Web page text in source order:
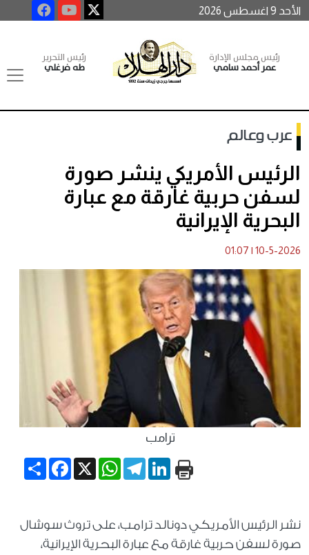
الأحد 9 اغسطس 2026
رئيس مجلس الإدارة
عمر أحمد سامي
رئيس التحرير
طه فرغلي
عرب وعالم
الرئيس الأمريكي ينشر صورة
لسفن حربية غارقة مع عبارة
البحرية الإيرانية
10-5-2026
|
01:07
ترامب
Share
Facebook X
WhatsApp
TelegramLinkedIn
نشر الرئيس الأمريكي دونالد ترامب، على تروث سوشال
صورة لسفن حربية غارقة مع عبارة البحرية الإيرانية،